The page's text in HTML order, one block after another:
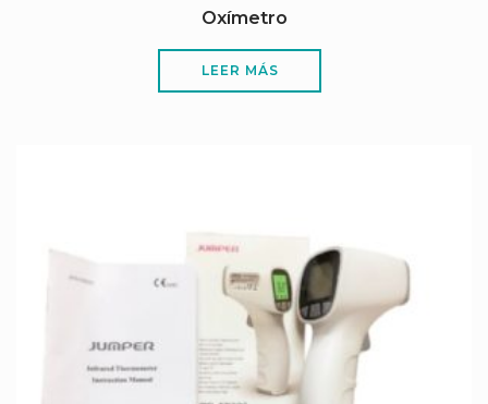
Oxímetro
LEER MÁS